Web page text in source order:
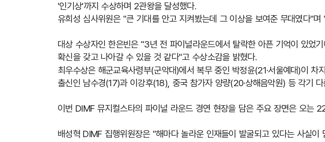
'인기상'까지 수상하며 2관왕을 달성했다.
유희성 심사위원은"큰 기대를 안고 지켜봤는데 그 이상을 보여준 무대였다"며
대상 수상자인 한은빈은"3년 전 파이널라운드에서 탈락한 아픈 기억이 있었
확신을 갖고 나아갈 수 있을 것 같다"고 수상소감을 밝혔다.
최우수상은 해군교육사령부(군악대)에서 복무 중인 박정윤(21·서울예대)이 차
출신인 남수경(17)과 이강후(18), 중국 참가자 양량(20·상해음악원) 등 각기
이번 DIMF 뮤지컬스타의 파이널 라운드 경연 현장을 담은 주요 장면은 오는
배성혁DIMF 집행위원장은"해마다 놀라운 인재들이 발굴되고 있다는 사실이